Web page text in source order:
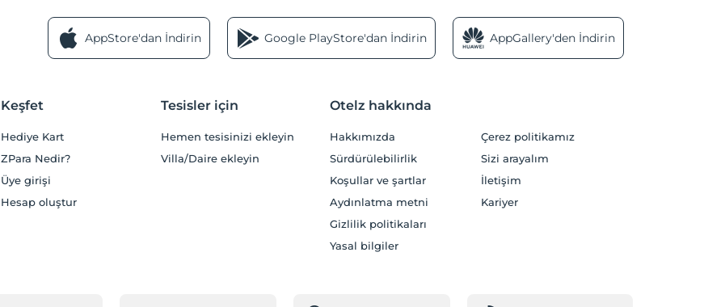
AppStore'dan İndirin Google PlayStore'dan İndirin AppGallery'den İndirin
Keşfet
Hediye Kart
ZPara Nedir?
Üye girişi
Hesap oluştur
Tesisler için
Hemen tesisinizi ekleyin
Villa/Daire ekleyin
Otelz hakkında
Hakkımızda
Sürdürülebilirlik
Koşullar ve şartlar
Aydınlatma metni
Gizlilik politikaları
Yasal bilgiler
Çerez politikamız
Sizi arayalım
İletişim
Kariyer